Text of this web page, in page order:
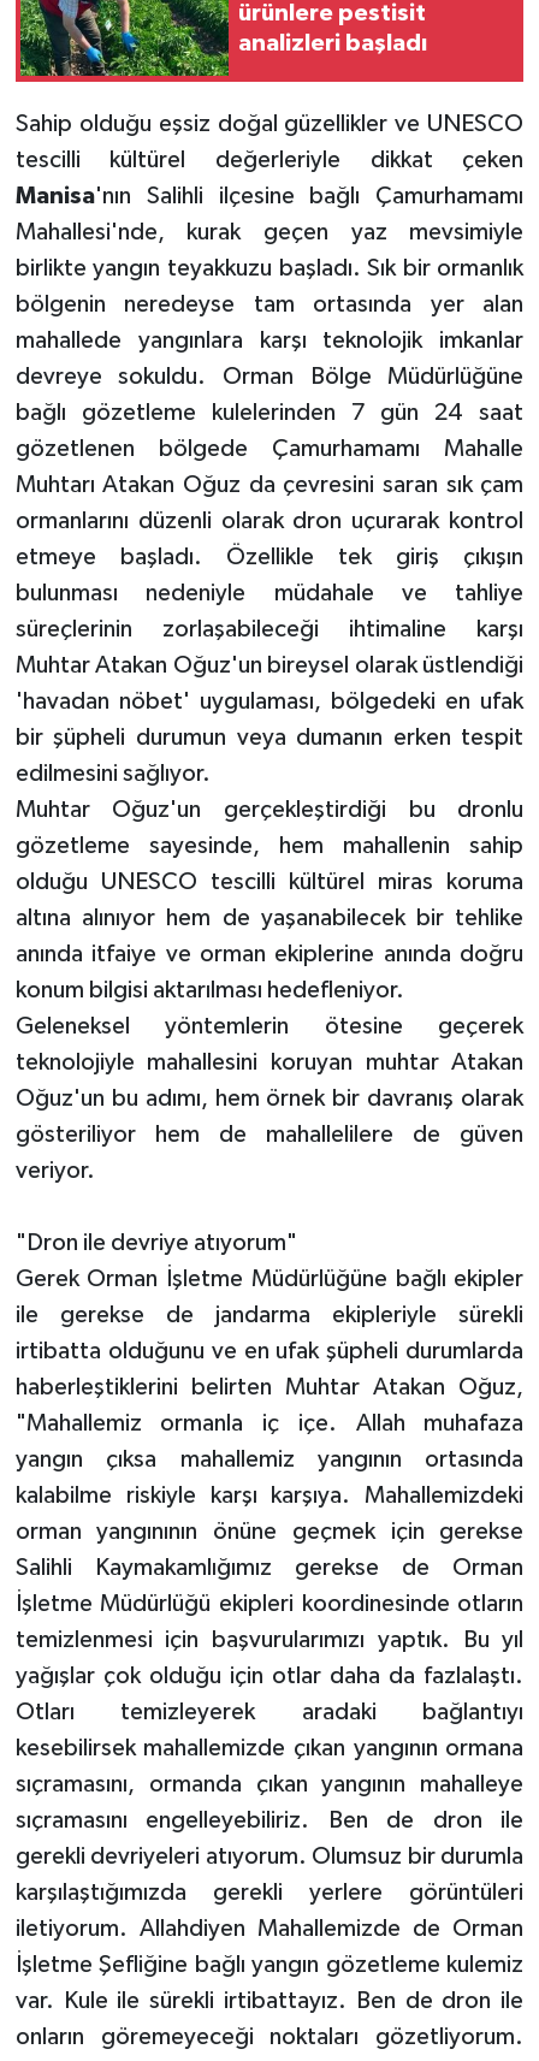
ürünlere pestisit
analizleri başladı
Sahip olduğu eşsiz doğal güzellikler ve UNESCO
tescilli kültürel değerleriyle dikkat çeken
Manisa'nın Salihli ilçesine bağlı Çamurhamamı
Mahallesi'nde, kurak geçen yaz mevsimiyle
birlikte yangın teyakkuzu başladı. Sık bir ormanlık
bölgenin neredeyse tam ortasında yer alan
mahallede yangınlara karşı teknolojik imkanlar
devreye sokuldu. Orman Bölge Müdürlüğüne
bağlı gözetleme kulelerinden 7 gün 24 saat
gözetlenen bölgede Çamurhamamı Mahalle
Muhtarı Atakan Oğuz da çevresini saran sık çam
ormanlarını düzenli olarak dron uçurarak kontrol
etmeye başladı. Özellikle tek giriş çıkışın
bulunması nedeniyle müdahale ve tahliye
süreçlerinin zorlaşabileceği ihtimaline karşı
Muhtar Atakan Oğuz'un bireysel olarak üstlendiği
'havadan nöbet' uygulaması, bölgedeki en ufak
bir şüpheli durumun veya dumanın erken tespit
edilmesini sağlıyor.
Muhtar Oğuz'un gerçekleştirdiği bu dronlu
gözetleme sayesinde, hem mahallenin sahip
olduğu UNESCO tescilli kültürel miras koruma
altına alınıyor hem de yaşanabilecek bir tehlike
anında itfaiye ve orman ekiplerine anında doğru
konum bilgisi aktarılması hedefleniyor.
Geleneksel yöntemlerin ötesine geçerek
teknolojiyle mahallesini koruyan muhtar Atakan
Oğuz'un bu adımı, hem örnek bir davranış olarak
gösteriliyor hem de mahallelilere de güven
veriyor.
"Dron ile devriye atıyorum"
Gerek Orman İşletme Müdürlüğüne bağlı ekipler
ile gerekse de jandarma ekipleriyle sürekli
irtibatta olduğunu ve en ufak şüpheli durumlarda
haberleştiklerini belirten Muhtar Atakan Oğuz,
"Mahallemiz ormanla iç içe. Allah muhafaza
yangın çıksa mahallemiz yangının ortasında
kalabilme riskiyle karşı karşıya. Mahallemizdeki
orman yangınının önüne geçmek için gerekse
Salihli Kaymakamlığımız gerekse de Orman
İşletme Müdürlüğü ekipleri koordinesinde otların
temizlenmesi için başvurularımızı yaptık. Bu yıl
yağışlar çok olduğu için otlar daha da fazlalaştı.
Otları temizleyerek aradaki bağlantıyı
kesebilirsek mahallemizde çıkan yangının ormana
sıçramasını, ormanda çıkan yangının mahalleye
sıçramasını engelleyebiliriz. Ben de dron ile
gerekli devriyeleri atıyorum. Olumsuz bir durumla
karşılaştığımızda gerekli yerlere görüntüleri
iletiyorum. Allahdiyen Mahallemizde de Orman
İşletme Şefliğine bağlı yangın gözetleme kulemiz
var. Kule ile sürekli irtibattayız. Ben de dron ile
onların göremeyeceği noktaları gözetliyorum.